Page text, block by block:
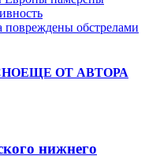
обстрелами
ЕЩЕ ОТ АВТОРА
нижнего